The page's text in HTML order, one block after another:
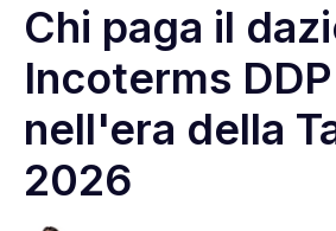
Chi paga il
Incoterms
nell'era della
2026